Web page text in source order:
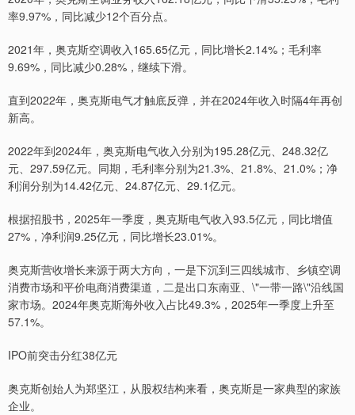
率9.97%，同比减少12个百分点。
2021年，奥克斯空调收入165.65亿元，同比增长2.14%；毛利率
9.69%，同比减少0.28%，继续下滑。
直到2022年，奥克斯电气才触底反弹，并在2024年收入时隔4年再创
新高。
2022年到2024年，奥克斯电气收入分别为195.28亿元、248.32亿
元、297.59亿元。同期，毛利率分别为21.3%、21.8%、21.0%；净
利润分别为14.42亿元、24.87亿元、29.1亿元。
根据招股书，2025年一季度，奥克斯电气收入93.5亿元，同比增值
27%，净利润9.25亿元，同比增长23.01%。
奥克斯营收增长来源于两大方向，一是下沉到三四线城市、乡镇空调
消费市场和平价电商消费渠道，二是出口东南亚、\"一带一路\"沿线国
家市场。2024年奥克斯海外收入占比49.3%，2025年一季度上升至
57.1%。
IPO前突击分红38亿元
奥克斯创始人为郑坚江，从股权结构来看，奥克斯是一家典型的家族
企业。